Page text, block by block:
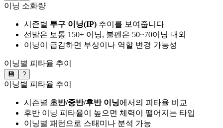
이닝 소화량
시즌별 투구 이닝(IP) 추이를 보여줍니다
선발은 보통 150+ 이닝, 불펜은 50~70이닝 내외
이닝이 급감하면 부상이나 역할 변경 가능성
이닝별 피타율 추이
💾 ?
이닝별 피타율 추이
시즌별 초반/중반/후반 이닝에서의 피타율 비교
후반 이닝 피타율이 높으면 체력이 떨어지는 타입
이닝별 패턴으로 스태미나 분석 가능